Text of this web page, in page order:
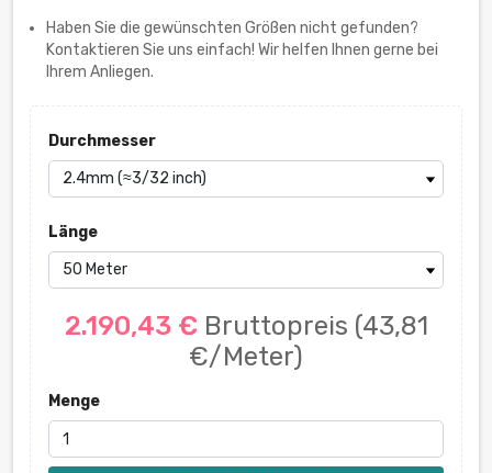
Haben Sie die gewünschten Größen nicht gefunden?
Kontaktieren Sie uns einfach! Wir helfen Ihnen gerne bei
Ihrem Anliegen.
Durchmesser
Länge
2.190,43 € Bruttopreis (43,81
€/Meter)
Menge